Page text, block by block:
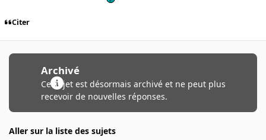
Citer
Archivé
Ce sujet est désormais archivé et ne peut plus
recevoir de nouvelles réponses.
Aller sur la liste des sujets